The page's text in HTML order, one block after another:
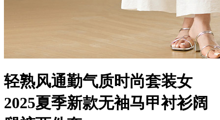
轻熟风通勤气质时尚套装女
2025夏季新款无袖马甲衬衫阔